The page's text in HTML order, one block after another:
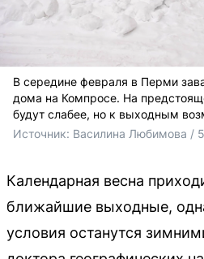
В середине февраля в Перми
дома на Компросе. На
будут слабее, но к выходным
Источник: Василина Любимова /
Календарная весна
ближайшие выходные,
условия останутся